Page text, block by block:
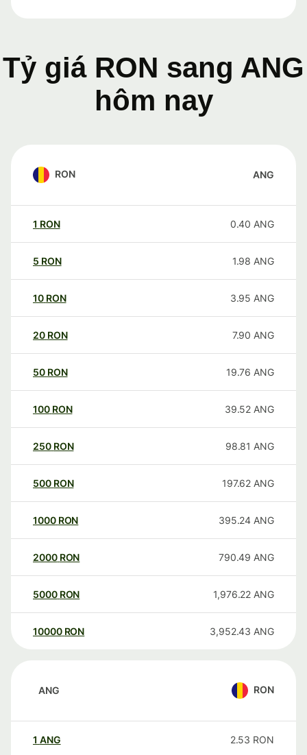
Tỷ giá RON sang ANG
hôm nay
RON ANG
1 RON 0.40 ANG
5 RON 1.98 ANG
10 RON 3.95 ANG
20 RON 7.90 ANG
50 RON 19.76 ANG
100 RON 39.52 ANG
250 RON 98.81 ANG
500 RON 197.62 ANG
1000 RON 395.24 ANG
2000 RON 790.49 ANG
5000 RON 1,976.22 ANG
10000 RON 3,952.43 ANG
ANG RON
1 ANG 2.53 RON